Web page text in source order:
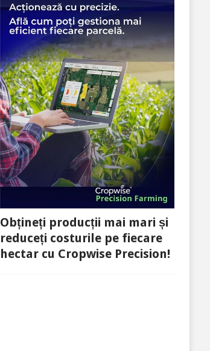
Obțineți producții mai mari și
reduceți costurile pe fiecare
hectar cu Cropwise Precision!